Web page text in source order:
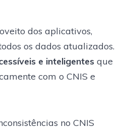
dos aplicativos,
os dados atualizados.
e inteligentes que
com o CNIS e
no CNIS